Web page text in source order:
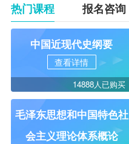
热门课程 报名咨询
中国近现代史纲要
查看详情
14888人已购买
毛泽东思想和中国特色社
会主义理论体系概论